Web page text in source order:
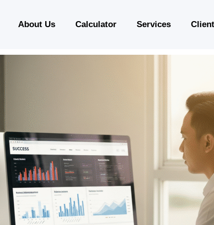
About Us Calculator Services